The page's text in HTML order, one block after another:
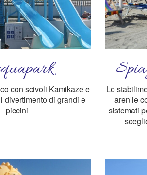
con scivoli Kamikaze e
divertimento di grandi e
piccini
Lo
arenile
sistemati